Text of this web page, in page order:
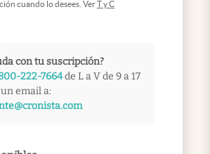
cuando lo desees. VerT y C
con tu suscripción?
222-7664de L a V de 9 a 17
email a: